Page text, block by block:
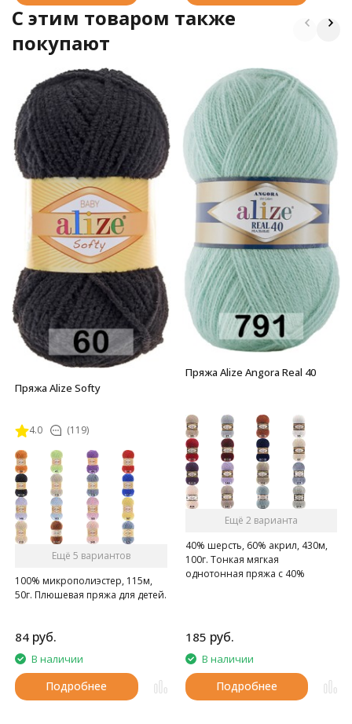
C этим товаром также
покупают
Пряжа Alize Softy
4.0 (119)
Ещё 5 вариантов
100% микрополиэстер, 115м,
50г. Плюшевая пряжа для детей.
84 руб.
В наличии
Подробнее
Пряжа Alize Angora Real 40
Ещё 2 варианта
40% шерсть, 60% акрил, 430м,
100г. Тонкая мягкая
однотонная пряжа с 40%
185 руб.
В наличии
Подробнее